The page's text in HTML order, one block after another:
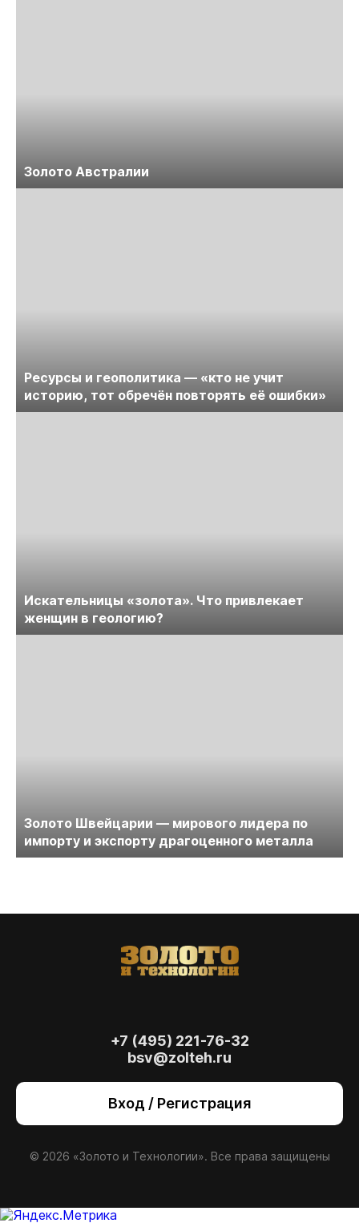
Золото Австралии
Ресурсы и геополитика — «кто не учит
историю, тот обречён повторять её ошибки»
Искательницы «золота». Что привлекает
женщин в геологию?
Золото Швейцарии — мирового лидера по
импорту и экспорту драгоценного металла
+7 (495) 221-76-32
bsv@zolteh.ru
Вход / Регистрация
© 2026 «Золото и Технологии». Все права защищены
также для анализа сайта и улучшения
сайт, вы даете согласиена использование